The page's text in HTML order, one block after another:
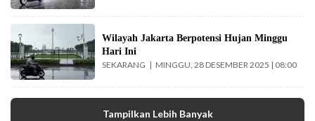
(Foto: Nugroho
Sejati-
beritajakarta.id)
Hujan berpotensi
guyur Jakarta hari
ini, Minggu
(28/12/2025) hari
ini. (Foto: Nugroho
Sejati-
Wilayah Jakarta Berpotensi Hujan Minggu
Hari Ini
SEKARANG
MINGGU, 28 DESEMBER 2025 | 08:00
Tampilkan Lebih Banyak